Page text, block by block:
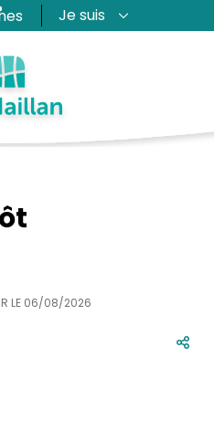
Je suis
LE 06/08/2026